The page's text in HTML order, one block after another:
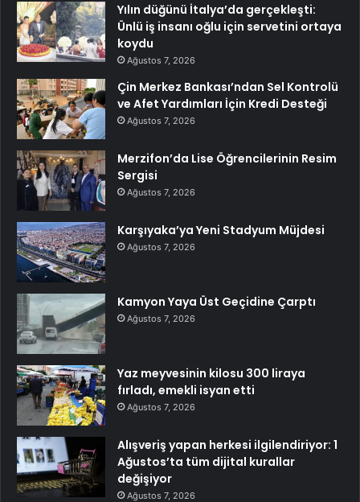
Yılın düğünü İtalya’da gerçekleşti:
Ünlü iş insanı oğlu için servetini ortaya
koydu
Ağustos 7, 2026
Çin Merkez Bankası’ndan Sel Kontrolü
ve Afet Yardımları İçin Kredi Desteği
Ağustos 7, 2026
Merzifon’da Lise Öğrencilerinin Resim
Sergisi
Ağustos 7, 2026
Karşıyaka’ya Yeni Stadyum Müjdesi
Ağustos 7, 2026
Kamyon Yaya Üst Geçidine Çarptı
Ağustos 7, 2026
Yaz meyvesinin kilosu 300 liraya
fırladı, emekli isyan etti
Ağustos 7, 2026
Alışveriş yapan herkesi ilgilendiriyor: 1
Ağustos’ta tüm dijital kurallar
değişiyor
Ağustos 7, 2026